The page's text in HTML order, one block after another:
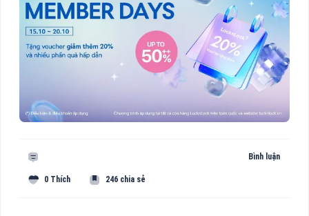
Bình luận
0 Thích 246 chia sẻ